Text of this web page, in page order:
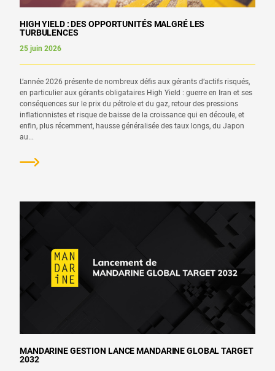
HIGH YIELD : DES OPPORTUNITÉS MALGRÉ LES
TURBULENCES
25 juin 2026
L’année 2026 présente de nombreux défis aux gérants d’actifs risqués,
en particulier aux gérants obligataires High Yield : guerre en Iran et ses
conséquences sur le prix du pétrole et du gaz, retour des pressions
inflationnistes et risque de baisse de la croissance qui en découle, et
enfin, plus récemment, hausse généralisée des taux longs, du Japon
au...
MANDARINE GESTION LANCE MANDARINE GLOBAL TARGET
2032